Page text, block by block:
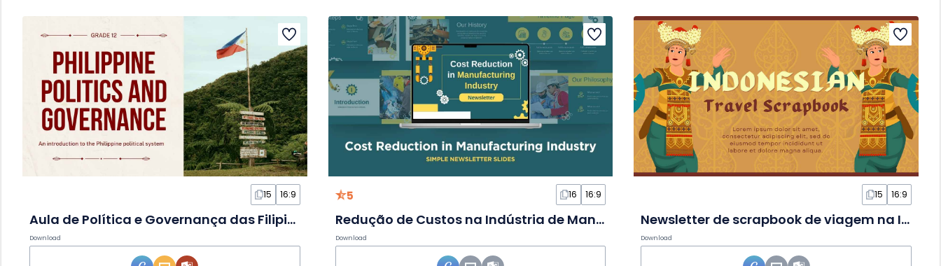
15 16:9
Aula de Política e Governança das Filipinas em Slides
Download
5 16 16:9
Redução de Custos na Indústria de Manufatura em Slides
Download
15 16:9
Newsletter de scrapbook de viagem na Indonésia em Slides
Download